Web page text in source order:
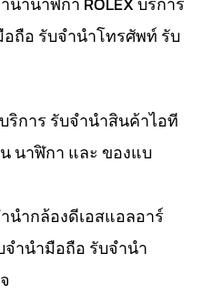
ถือ รับจำนำโทรศัพท์ รับ
ริการ รับจำนำสินค้าไอที
นาฬิกา และ ของแบ
นำกล้องดีเอสแอลอาร์
ำนำมือถือ รับจำนำ